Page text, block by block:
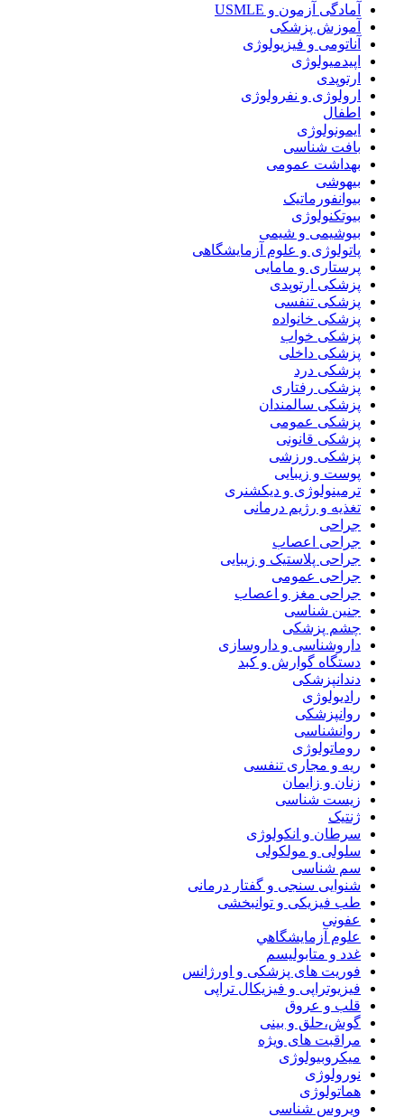
آمادگی آزمون و USMLE
آموزش پزشکی
آناتومی و فیزیولوژی
اپیدمیولوژی
ارتوپدی
ارولوژی و نفرولوژی
اطفال
ایمونولوژی
بافت شناسی
بهداشت عمومی
بیهوشی
بیوانفورماتیک
بیوتکنولوژی
بیوشیمی و شیمی
پاتولوژی و علوم آزمایشگاهی
پرستاری و مامایی
پزشکی ارتوپدی
پزشکی تنفسی
پزشکی خانواده
پزشکی خواب
پزشکی داخلی
پزشکی درد
پزشکی رفتاری
پزشکی سالمندان
پزشکی عمومی
پزشکی قانونی
پزشکی ورزشی
پوست و زیبایی
ترمینولوژی و دیکشنری
تغذیه و رژیم درمانی
جراحی
جراحی اعصاب
جراحی پلاستیک و زیبایی
جراحی عمومی
جراحی مغز و اعصاب
جنین شناسی
چشم پزشکی
داروشناسی و داروسازی
دستگاه گوارش و کبد
دندانپزشکی
رادیولوژی
روانپزشکی
روانشناسی
روماتولوژی
ریه و مجاری تنفسی
زنان و زایمان
زیست شناسی
ژنتیک
سرطان و انکولوژی
سلولی و مولکولی
سم شناسی
شنوایی سنجی و گفتار درمانی
طب فیزیکی و توانبخشی
عفونی
علوم آزمايشگاهي
غدد و متابولیسم
فوریت های پزشکی و اورژانس
فیزیوتراپی و فیزیکال تراپی
قلب و عروق
گوش،حلق و بینی
مراقبت های ویژه
میکروبیولوژی
نورولوژی
هماتولوژی
ویروس شناسی